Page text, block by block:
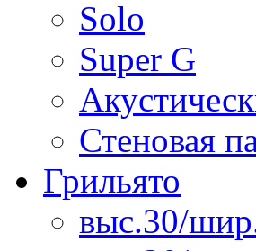
Solo
Super G
Стеновая
Грильято
выс.30/